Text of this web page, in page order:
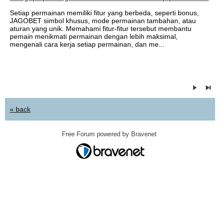
Setiap permainan memiliki fitur yang berbeda, seperti bonus,
JAGOBET simbol khusus, mode permainan tambahan, atau
aturan yang unik. Memahami fitur-fitur tersebut membantu
pemain menikmati permainan dengan lebih maksimal,
mengenali cara kerja setiap permainan, dan me...
« back
Free Forum powered by Bravenet